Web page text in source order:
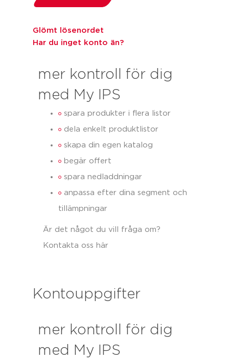
Glömt lösenordet
Har du inget konto än?
mer kontroll för dig
med My IPS
spara produkter i flera listor
dela enkelt produktlistor
skapa din egen katalog
begär offert
spara nedladdningar
anpassa efter dina segment och
tillämpningar
Är det något du vill fråga om?
Kontakta oss här
Kontouppgifter
mer kontroll för dig
med My IPS